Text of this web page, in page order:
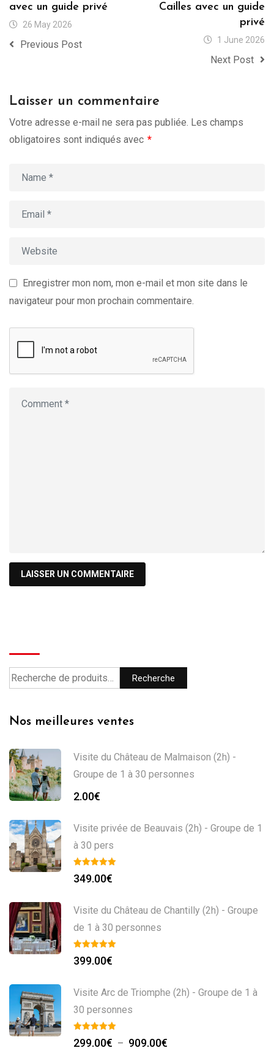
avec un guide privé
26 May 2026
Previous Post
Cailles avec un guide
privé
1 June 2026
Next Post
Laisser un commentaire
Votre adresse e-mail ne sera pas publiée. Les champs
obligatoires sont indiqués avec *
Enregistrer mon nom, mon e-mail et mon site dans le
navigateur pour mon prochain commentaire.
Recherche
Nos meilleures ventes
Visite du Château de Malmaison (2h) -
Groupe de 1 à 30 personnes
2.00€
Visite privée de Beauvais (2h) - Groupe de 1
à 30 pers
349.00€
Visite du Château de Chantilly (2h) - Groupe
de 1 à 30 personnes
399.00€
Visite Arc de Triomphe (2h) - Groupe de 1 à
30 personnes
299.00€ – 909.00€